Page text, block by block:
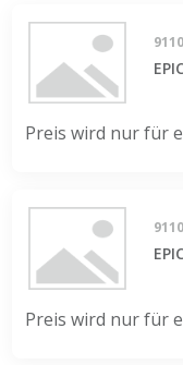
Preis wird nur für
Preis wird nur für